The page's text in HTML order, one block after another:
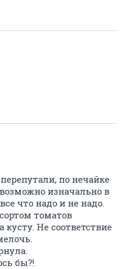
по нечайке
изначально в
что надо и не надо.
томатов
Не соответствие
бы?!